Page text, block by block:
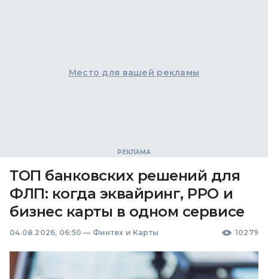
Место для вашей рекламы
ТОП банковских решений для
ФЛП: когда эквайринг, РРО и
бизнес карты в одном сервисе
04.08.2026, 06:50 — Финтех и Карты 10279